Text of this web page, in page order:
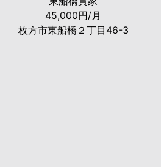
45,000円/月
枚方市東船橋２丁目46-3